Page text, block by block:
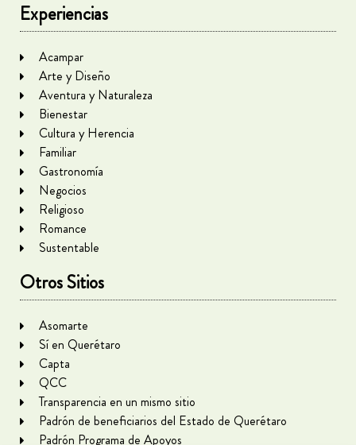
Experiencias
Acampar
Arte y Diseño
Aventura y Naturaleza
Bienestar
Cultura y Herencia
Familiar
Gastronomía
Negocios
Religioso
Romance
Sustentable
Otros Sitios
Asomarte
Sí en Querétaro
Capta
QCC
Transparencia en un mismo sitio
Padrón de beneficiarios del Estado de Querétaro
Padrón Programa de Apoyos